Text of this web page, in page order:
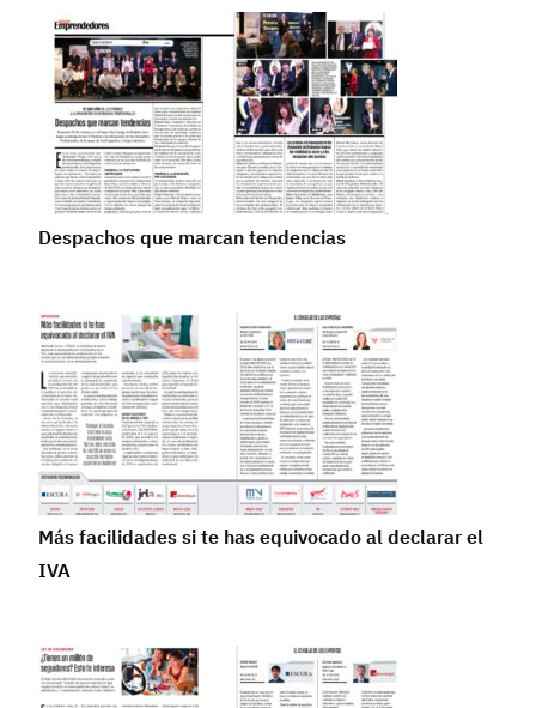
Despachos que marcan tendencias
Más facilidades si te has equivocado al declarar el
IVA